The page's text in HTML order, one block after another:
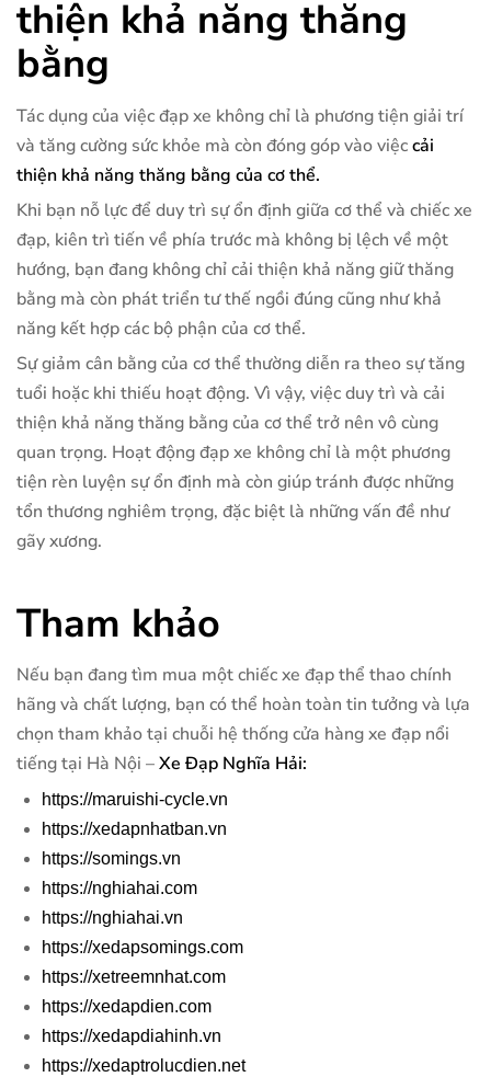
thiện khả năng thăng
bằng
Tác dụng của việc đạp xe không chỉ là phương tiện giải trí
và tăng cường sức khỏe mà còn đóng góp vào việccải
thiện khả năng thăng bằng của cơ thể.
Khi bạn nỗ lực để duy trì sự ổn định giữa cơ thể và chiếc xe
đạp, kiên trì tiến về phía trước mà không bị lệch về một
hướng, bạn đang không chỉ cải thiện khả năng giữ thăng
bằng mà còn phát triển tư thế ngồi đúng cũng như khả
năng kết hợp các bộ phận của cơ thể.
Sự giảm cân bằng của cơ thể thường diễn ra theo sự tăng
tuổi hoặc khi thiếu hoạt động. Vì vậy, việc duy trì và cải
thiện khả năng thăng bằng của cơ thể trở nên vô cùng
quan trọng. Hoạt động đạp xe không chỉ là một phương
tiện rèn luyện sự ổn định mà còn giúp tránh được những
tổn thương nghiêm trọng, đặc biệt là những vấn đề như
gãy xương.
Tham khảo
Nếu bạn đang tìm mua một chiếc xe đạp thể thao chính
hãng và chất lượng, bạn có thể hoàn toàn tin tưởng và lựa
chọn tham khảo tại chuỗi hệ thống cửa hàng xe đạp nổi
tiếng tại Hà Nội –Xe Đạp Nghĩa Hải:
https://maruishi-cycle.vn
https://xedapnhatban.vn
https://somings.vn
https://nghiahai.com
https://nghiahai.vn
https://xedapsomings.com
https://xetreemnhat.com
https://xedapdien.com
https://xedapdiahinh.vn
https://xedaptrolucdien.net